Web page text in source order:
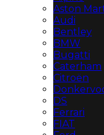
Aston
Audi
Bentley
BMW
Bugatti
Caterham
Citroën
DS
Ferrari
FIAT